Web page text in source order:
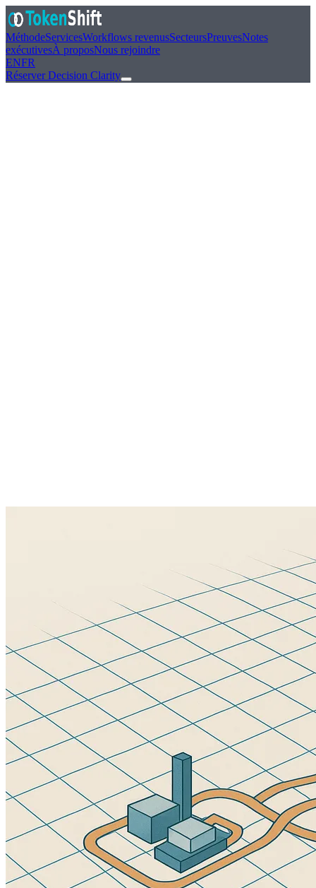
MéthodeServicesWorkflows revenusSecteursPreuvesNotes
exécutivesÀ proposNous rejoindre
ENFR
Réserver Decision Clarity